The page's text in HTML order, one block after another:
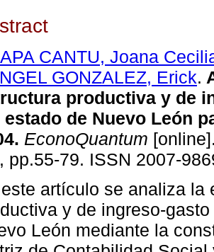
CANTU, Joana
GONZALEZ, Erick.
productiva y de
estado de Nuevo León
. EconoQuantum
pp.55-79. ISSN 2007-
artículo se analiza la
y de ingreso-
León mediante la